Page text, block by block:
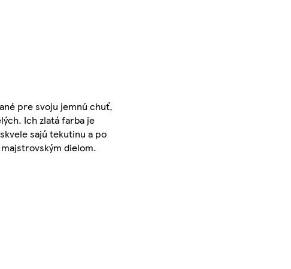
pre svoju jemnú chuť,
Ich zlatá farba je
sajú tekutinu a po
dielom.